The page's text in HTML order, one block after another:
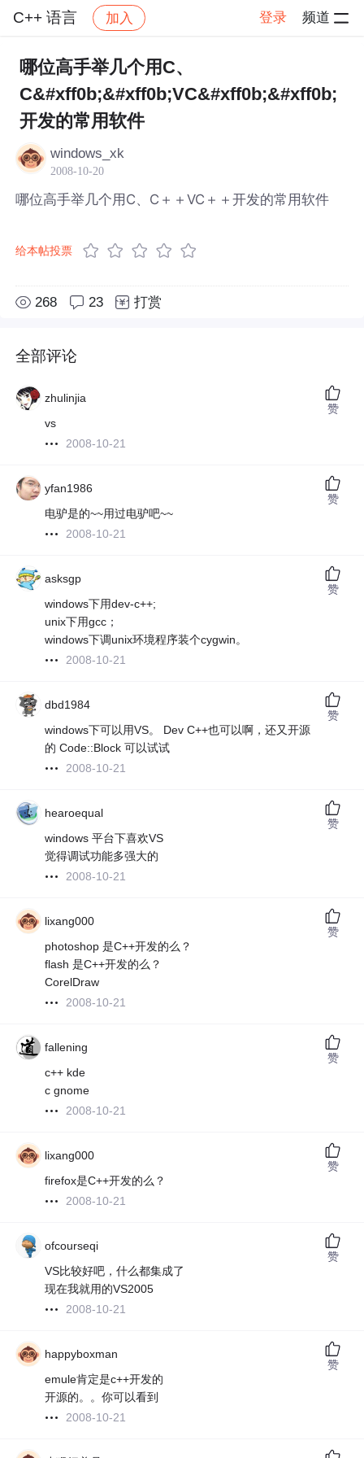
C++ 语言 加入 登录 频道
社区 C++ 语言 帖子详情
哪位高手举几个用C、
C&#xff0b;&#xff0b;VC&#xff0b;&#xff0b;
开发的常用软件
windows_xk
2008-10-20
哪位高手举几个用C、C＋＋VC＋＋开发的常用软件
给本帖投票
268 23 打赏
全部评论
zhulinjia
vs
2008-10-21
赞
yfan1986
电驴是的~~用过电驴吧~~
2008-10-21
赞
asksgp
windows下用dev-c++;
unix下用gcc；
windows下调unix环境程序装个cygwin。
2008-10-21
赞
dbd1984
windows下可以用VS。 Dev C++也可以啊，还又开源
的 Code::Block 可以试试
2008-10-21
赞
hearoequal
windows 平台下喜欢VS
觉得调试功能多强大的
2008-10-21
赞
lixang000
photoshop 是C++开发的么？
flash 是C++开发的么？
CorelDraw
2008-10-21
赞
fallening
c++ kde
c gnome
2008-10-21
赞
lixang000
firefox是C++开发的么？
2008-10-21
赞
ofcourseqi
VS比较好吧，什么都集成了
现在我就用的VS2005
2008-10-21
赞
happyboxman
emule肯定是c++开发的
开源的。。你可以看到
2008-10-21
赞